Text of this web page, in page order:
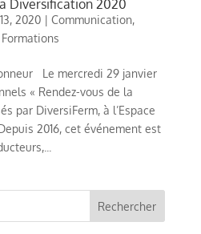
Diversification 2020
2020| Communication,
Formations
Le mercredi 29 janvier
« Rendez-vous de la
par DiversiFerm, à l’Espace
2016, cet événement est